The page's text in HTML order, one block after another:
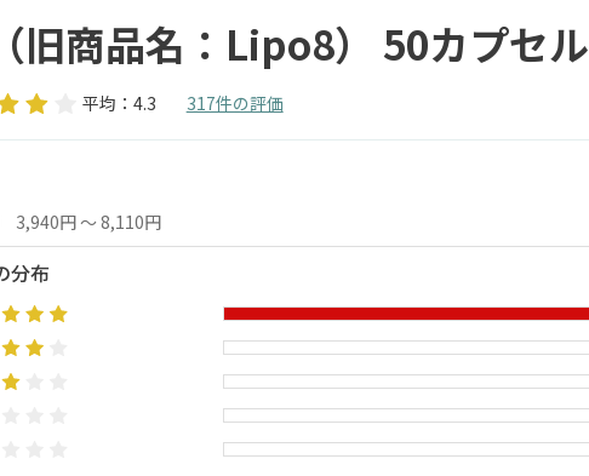
ーポンも不定期配信
旧商品名：Lipo8） 50カプセル
平均：4.3 317件の評価
3,940円 ～ 8,110円
分布